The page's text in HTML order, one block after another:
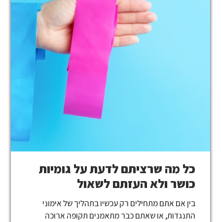
כל מה שרציתם לדעת על גומיות
כושר ולא העזתם לשאול
בין אם אתם מתחילים רק עכשיו בתהליך של אימוני
התנגדות, או שאתם כבר מתאמנים תקופה ארוכה